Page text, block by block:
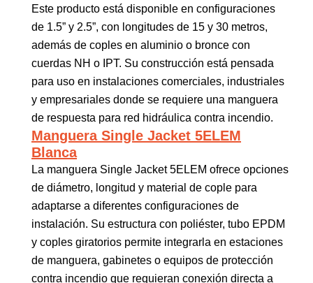
Este producto está disponible en configuraciones
de 1.5” y 2.5”, con longitudes de 15 y 30 metros,
además de coples en aluminio o bronce con
cuerdas NH o IPT. Su construcción está pensada
para uso en instalaciones comerciales, industriales
y empresariales donde se requiere una manguera
de respuesta para red hidráulica contra incendio.
Manguera Single Jacket 5ELEM
Blanca
La manguera Single Jacket 5ELEM ofrece opciones
de diámetro, longitud y material de cople para
adaptarse a diferentes configuraciones de
instalación. Su estructura con poliéster, tubo EPDM
y coples giratorios permite integrarla en estaciones
de manguera, gabinetes o equipos de protección
contra incendio que requieran conexión directa a